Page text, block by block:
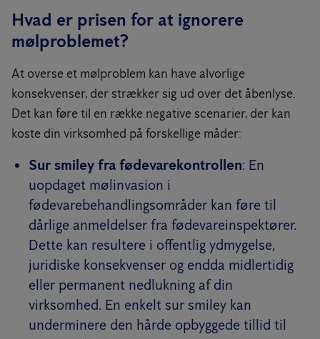
Hvad er prisen for at ignorere
mølproblemet?
At overse et mølproblem kan have alvorlige
konsekvenser, der strækker sig ud over det åbenlyse.
Det kan føre til en række negative scenarier, der kan
koste din virksomhed på forskellige måder:
Sur smiley fra fødevarekontrollen: En
uopdaget mølinvasion i
fødevarebehandlingsområder kan føre til
dårlige anmeldelser fra fødevareinspektører.
Dette kan resultere i offentlig ydmygelse,
juridiske konsekvenser og endda midlertidig
eller permanent nedlukning af din
virksomhed. En enkelt sur smiley kan
underminere den hårde opbyggede tillid til